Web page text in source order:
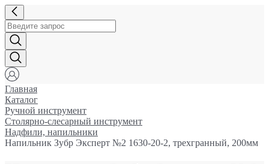
Главная
Каталог
Ручной инструмент
Столярно-слесарный инструмент
Надфили, напильники
Напильник Зубр Эксперт №2 1630-20-2, трехгранный, 200мм